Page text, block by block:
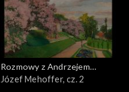
Rozmowy z Andrzejem
Doboszem
Józef Mehoffer, cz. 2